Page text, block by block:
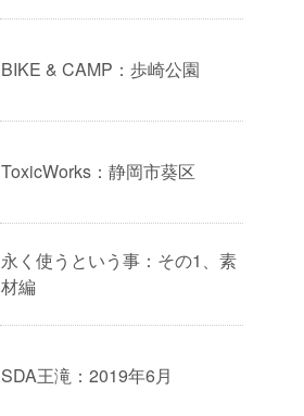
BIKE & CAMP：歩崎公園
ToxicWorks：静岡市葵区
永く使うという事：その1、素
材編
SDA王滝：2019年6月